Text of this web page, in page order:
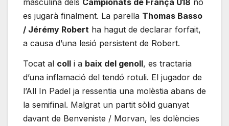
masculina dels Campionats de França U18 no
es jugarà finalment. La parella Thomas Basso
/ Jérémy Robert ha hagut de declarar forfait,
a causa d’una lesió persistent de Robert.
Tocat al coll i a baix del genoll, es tractaria
d’una inflamació del tendó rotuli. El jugador de
l’All In Padel ja ressentia una molèstia abans de
la semifinal. Malgrat un partit sòlid guanyat
davant de Benveniste / Morvan, les dolències